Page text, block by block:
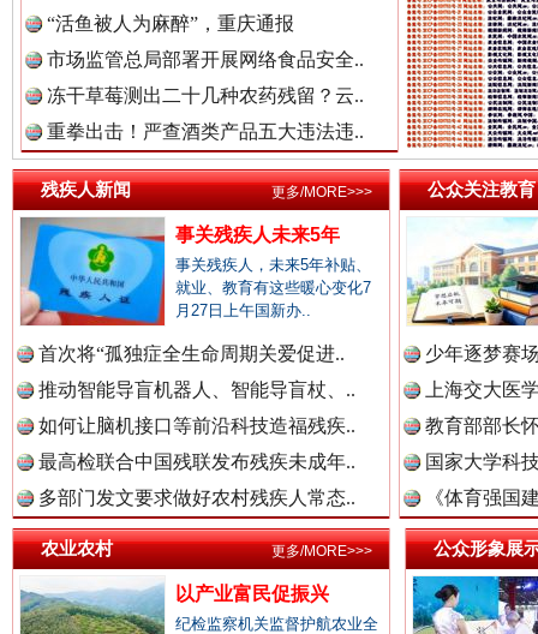
三年瞒报超千万 隐匿收入偷税被查处..
祁连巍巍树丰碑 高回报
“活鱼被人为麻醉”，重庆通报
市场监管总局部署开展网络食品安全..
冻干草莓测出二十几种农药残留？云..
重拳出击！严查酒类产品五大违法违..
残疾人新闻
事关残疾人未来5年
事关残疾人，未来5年补贴、
就业、教育有这些暖心变化7
月27日上午国新办..
首次将“孤独症全生命周期关爱促进..
推动智能导盲机器人、智能导盲杖、..
如何让脑机接口等前沿科技造福残疾..
最高检联合中国残联发布残疾未成年..
多部门发文要求做好农村残疾人常态..
更多/MORE>>> 公众关注教育
少年逐梦赛
上海交大医
教育部部长
国家大学科
《体育强国
农业农村
以产业富民促振兴
纪检监察机关监督护航农业全
更多/MORE>>> 公众形象展